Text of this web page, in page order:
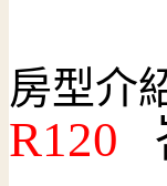
房型介
R120